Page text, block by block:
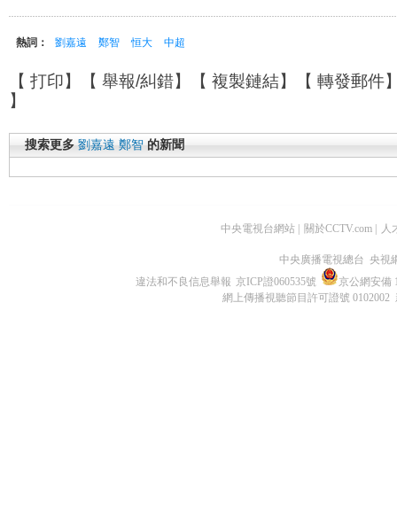
熱詞： 劉嘉遠 鄭智 恒大 中超
【 打印】【 舉報/糾錯】【 複製鏈結】【 轉發郵件
】
搜索更多 劉嘉遠 鄭智 的新聞
中央電視台網站 關於CCTV.com 人
中央廣播電視總台 央視
違法和不良信息舉報 京ICP證060535號
京公網安備
網上傳播視聽節目許可證號 0102002